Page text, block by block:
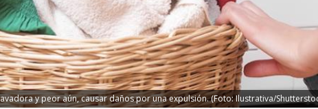
y peor aún, causar daños por una expulsión. (Foto: Ilustrativa/